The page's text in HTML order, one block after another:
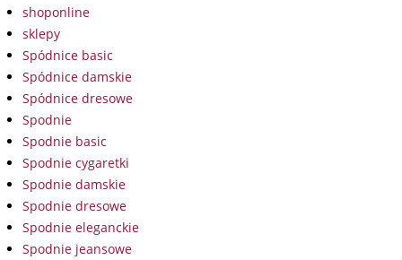
shoponline
sklepy
Spódnice basic
Spódnice damskie
Spódnice dresowe
Spodnie
Spodnie basic
Spodnie cygaretki
Spodnie damskie
Spodnie dresowe
Spodnie eleganckie
Spodnie jeansowe